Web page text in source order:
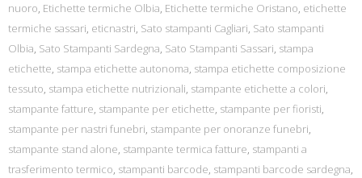
nuoro, Etichette termiche Olbia, Etichette termiche Oristano, etichette
termiche sassari, eticnastri, Sato stampanti Cagliari, Sato stampanti
Olbia, Sato Stampanti Sardegna, Sato Stampanti Sassari, stampa
etichette, stampa etichette autonoma, stampa etichette composizione
tessuto, stampa etichette nutrizionali, stampante etichette a colori,
stampante fatture, stampante per etichette, stampante per fioristi,
stampante per nastri funebri, stampante per onoranze funebri,
stampante stand alone, stampante termica fatture, stampanti a
trasferimento termico, stampanti barcode, stampanti barcode sardegna,